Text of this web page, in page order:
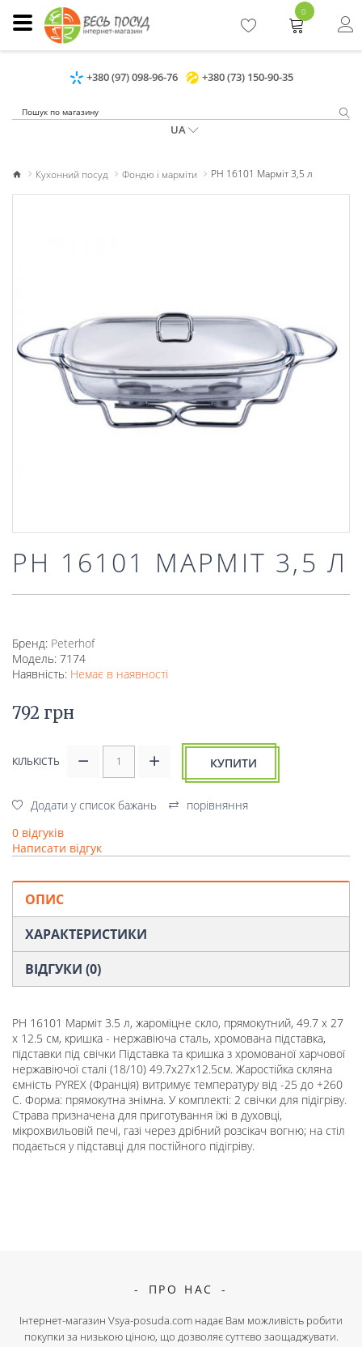
+380 (97) 098-96-76 +380 (73) 150-90-35
UA
0
Кухонний посуд Фондю і марміти РН 16101 Марміт 3,5 л
РН 16101 МАРМІТ 3,5 Л
Бренд: Peterhof
Модель: 7174
Наявність: Немає в наявності
792 грн
КІЛЬКІСТЬ КУПИТИ
Додати у список бажань
порівняння
0 відгуків
Написати відгук
ОПИС
ХАРАКТЕРИСТИКИ
ВІДГУКИ (0)
РН 16101 Марміт 3.5 л, жароміцне скло, прямокутний, 49.7 х 27
х 12.5 см, кришка - нержавіюча сталь, хромована підставка,
підставки під свічки Підставка та кришка з хромованої харчової
нержавіючої сталі (18/10) 49.7x27x12.5см. Жаростійка скляна
ємність PYREX (Франція) витримує температуру від -25 до +260
С. Форма: прямокутна знімна. У комплекті: 2 свічки для підігріву.
Страва призначена для приготування їжі в духовці,
мікрохвильовій печі, газі через дрібний розсікач вогню; на стіл
подається у підставці для постійного підігріву.
ПРО НАС
Інтернет-магазин Vsya-posuda.com надає Вам можливість робити
покупки за низькою ціною, що дозволяє суттєво заощаджувати.